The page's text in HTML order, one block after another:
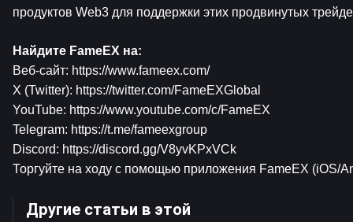
продуктов Web3 для поддержки этих продвинутых
Найдите FameEX на:
Веб-сайт: https://www.fameex.com/
X (Twitter): https://twitter.com/FameEXGlobal
YouTube: https://www.youtube.com/c/FameEX
Telegram: https://t.me/fameexgroup
Discord: https://discord.gg/V8yvKPxVCk
Торгуйте на ходу с помощью приложения FameEX (iOS/
Другие статьи в этой